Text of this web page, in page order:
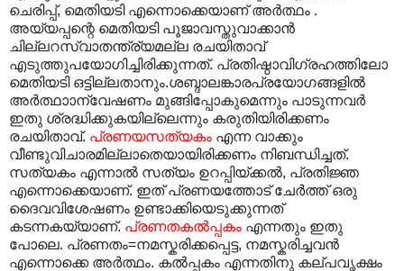
ചെരിപ്പ്, മെതിയടി എന്നൊക്കെയാണ് അർത്ഥം .
അയ്യപ്പന്റെ മെതിയടി പൂജാവസ്തുവാക്കാൻ
ചില്ലറസ്വാതന്ത്ര്യമല്ല രചയിതാവ്
എടുത്തുപയോഗിച്ചിരിക്കുന്നത്. പ്രതിഷ്ഠാവിഗ്രഹത്തിലോ
മെതിയടി ഒട്ടില്ലതാനും.ശബ്ദാലങ്കാരപ്രയോഗങ്ങളിൽ
അർത്ഥാ‍ാന്വേഷണം മുങ്ങിപ്പോകുമെന്നും പാടുന്നവർ
ഇതു ശ്രദ്ധിക്കുകയില്ലെന്നും കരുതിയിരിക്കണം
രചയിതാവ്. പ്രണയസത്യകം എന്ന വാക്കും
വീണ്ടുവിചാരമില്ലാതെയായിരിക്കണം നിബന്ധിച്ചത്.
സത്യകം എന്നാൽ സത്യം ഉറപ്പിയ്ക്കൽ, പ്രതിജ്ഞ
എന്നൊക്കെയാണ്. ഇത് പ്രണയത്തോട് ചേർത്ത് ഒരു
ദൈവവിശേഷണം ഉണ്ടാക്കിയെടുക്കുന്നത്
കടന്നകയ്യാണ്. പ്രണതകൽപ്പകം എന്നതും ഇതു
പോലെ. പ്രണതം=നമസ്കരിക്കപ്പെട്ട, നമസ്കരിച്ചവൻ
എന്നൊക്കെ അർത്ഥം. കൽ‌പ്പകം എന്നതിനു കല്പവൃക്ഷം